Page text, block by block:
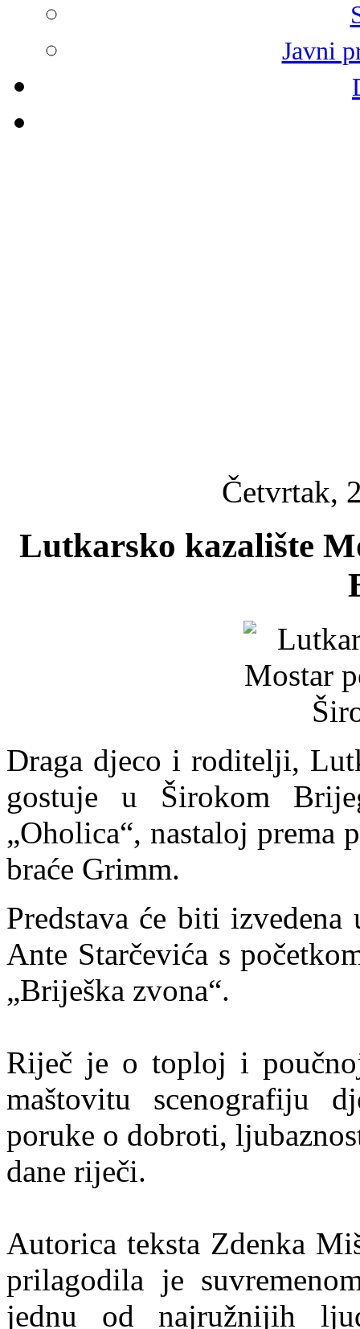
Javni
Četvrtak,
Lutkarsko kazalište
Draga djeco i roditelji,
gostuje u Širokom
„Oholica“, nastaloj prema
braće Grimm.
Predstava će biti
Ante Starčevića s
„Briješka zvona“.
Riječ je o toploj i
maštovitu scenografiju
poruke o dobroti,
dane riječi.
Autorica teksta Zdenka
prilagodila je
jednu od najružnijih